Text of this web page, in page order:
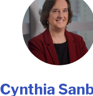
Cynthia